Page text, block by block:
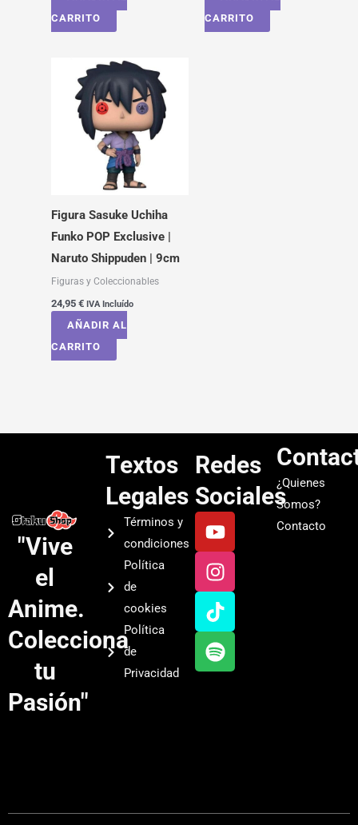
CARRITO
CARRITO
Figura Sasuke Uchiha
Funko POP Exclusive |
Naruto Shippuden | 9cm
Figuras y Coleccionables
24,95 € IVA Incluído
AÑADIR AL
CARRITO
"Vive
el
Anime.
Colecciona
tu
Pasión"
Textos
Legales
Términos y
condiciones
Política
de
cookies
Política
de
Privacidad
Redes
Sociales
Y
o
u
t
u
b
e
I
n
s
t
a
g
r
a
T
i
k
t
o
k
S
p
o
t
i
f
y
¿Quienes
Somos?
Contacto